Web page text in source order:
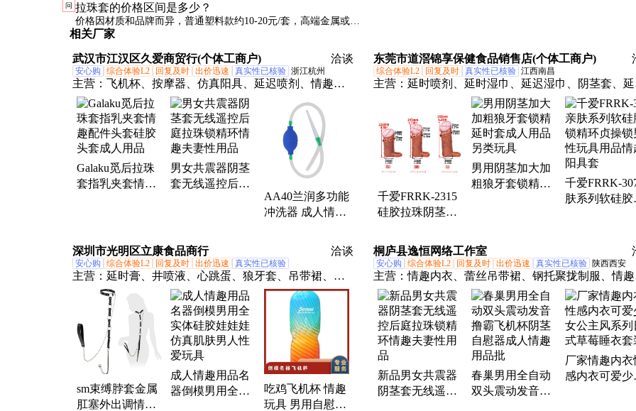
免长时间暴晒或高温环境。
问 拉珠套的价格区间是多少？
价格因材质和品牌而异，普通塑料款约10-20元/套，高端金属或木
质款约30-50元/套。
相关厂家
武汉市江汉区久爱商贸行(个体工商户) 洽谈
安心购 综合体验L2 回复及时 出价迅速 真实性已核验 浙江杭州
主营： 飞机杯、按摩器、仿真阳具、延迟喷剂、情趣用
品、女用自慰器
Galaku觅后拉珠
套指乳夹套情趣
男女共震器阴茎
套无线遥控后庭
AA40兰润多功能
冲洗器 成人情趣
两道通球式灌肠
器
东莞市道滘锦享保健食品销售店(个体工商户)
综合体验L2 回复及时 真实性已核验 江西南昌
主营： 延时喷剂、延时湿巾、延迟湿巾、阴茎套、延
龙水、人体润滑液、加强版喷剂、快感增强凝露、
增强精油
千爱FRRK-2315
硅胶拉珠阴茎阳
可露头情趣狼牙
套
男用阴茎加大加
粗狼牙套锁精延
千爱FRRK-
肤系列软硅胶
深圳市光明区立康食品商行 洽谈
安心购 综合体验L2 回复及时 出价迅速 真实性已核验
主营： 延时膏、井喷液、心跳蛋、狼牙套、吊带裙、锁
精环、喷雾剂、伸缩棒、虱立净、清洗液、震动棒、自
慰器、润滑油、油喷剂、痔疮膏、断痔膏、晕车贴、精
华素、高潮液、润滑液、振动棒、矫正器、奶名器、内
衣裤、润滑剂
sm束缚脖套金属
肛塞外出调情趣
成人情趣用品名
器倒模男用全实
吃鸡飞机杯 情趣
玩具 男用自慰器
桐庐县逸恒网络工作室
安心购 综合体验L2 回复及时 出价迅速 真实性已核验 陕西西安
主营：情趣内衣、蕾丝吊带裙、钢托聚拢制服、情趣
品、飞机杯、延时喷剂、延时湿巾、伸缩棒、自慰器
润滑油、润滑液、震动棒、内衣裤、润滑剂、延时膏
吊带裙、锁精环、喷雾剂、油喷剂、精华素、高潮液
男用情趣用品、女用情趣用品、男用延时喷剂、女用
潮液
新品男女共震器
阴茎套无线遥控
春巢男用全自动
双头震动发音撸
厂家情趣内衣
感内衣可爱少